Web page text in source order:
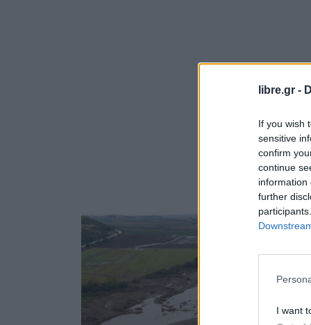
libre.gr -
If you wish
sensitive
confirm
continue
information
further
I want